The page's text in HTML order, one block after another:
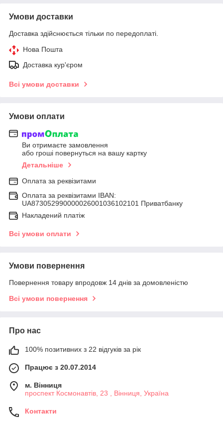
Умови доставки
Доставка здійснюється тільки по передоплаті.
Нова Пошта
Доставка кур'єром
Всі умови доставки
Умови оплати
Ви отримаєте замовлення
або гроші повернуться на вашу картку
Детальніше
Оплата за реквізитами
Оплата за реквізитами IBAN:
UA873052990000026001036102101 Приватбанку
Накладений платіж
Всі умови оплати
Умови повернення
Повернення товару впродовж 14 днів за домовленістю
Всі умови повернення
Про нас
100% позитивних з 22 відгуків за рік
Працює з 20.07.2014
м. Вінниця
проспект Космонавтів, 23 , Вінниця, Україна
Контакти